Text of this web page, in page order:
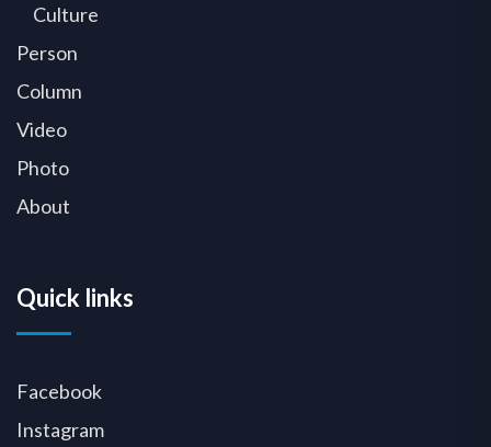
Culture
Person
Column
Video
Photo
About
Quick links
Facebook
Instagram